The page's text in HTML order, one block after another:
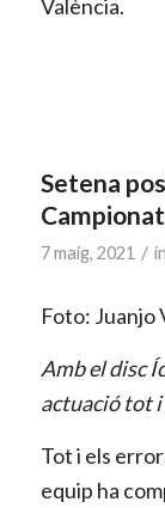
València.
Setena
7 maig, 2021 / in
Foto: Juanjo
Amb el disc
actuació tot
Tot i els
equip ha